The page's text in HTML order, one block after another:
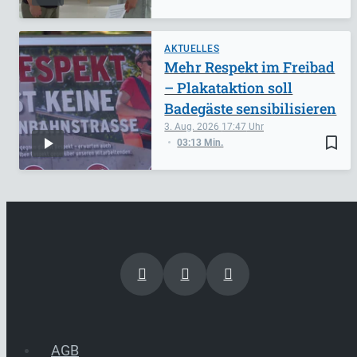
AKTUELLES
bookmark_border
3. Aug. 2026 17:47
03:13 Min.
Mehr Respekt im Freibad
– Plakataktion soll
Badegäste sensibilisieren
AGB